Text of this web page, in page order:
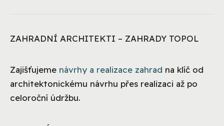
ZAHRADNÍ ARCHITEKTI – ZAHRADY TOPOL
Zajišťujeme návrhy a realizace zahrad na klíč od
architektonickému návrhu přes realizaci až po
celoroční údržbu.